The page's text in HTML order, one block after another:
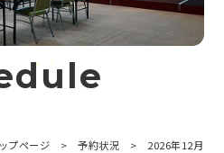
プページ >予約状況 > 2026年12月